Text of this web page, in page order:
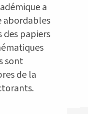
a
abordables
des papiers
sont
de la